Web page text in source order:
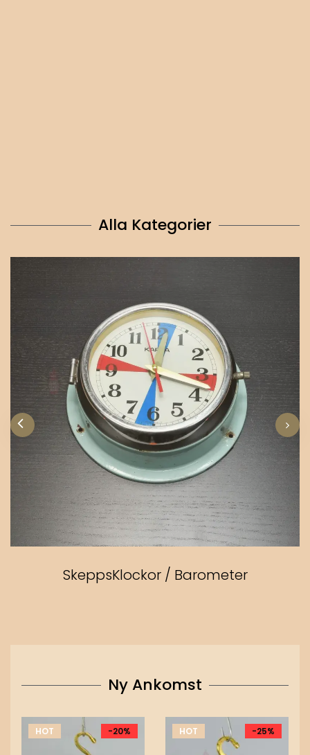
Alla Kategorier
SkeppsKlockor / Barometer
Ny Ankomst
HOT -20% HOT -25%